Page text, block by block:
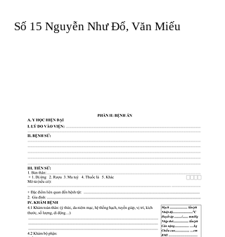
Số 15 Nguyễn Như Đổ, Văn Miếu